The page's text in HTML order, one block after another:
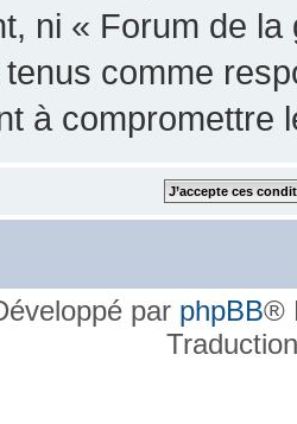
ni « Forum de
comme
à compromettre
par phpBB®